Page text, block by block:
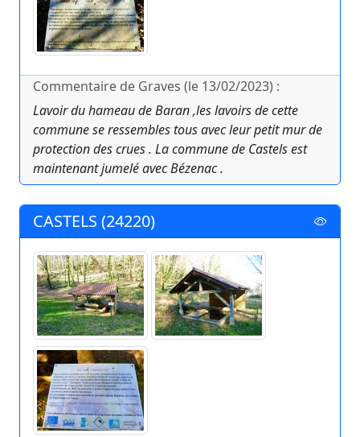
Commentaire de Graves (le 13/02/2023) :
Lavoir du hameau de Baran ,les lavoirs de cette
commune se ressembles tous avec leur petit mur de
protection des crues . La commune de Castels est
maintenant jumelé avec Bézenac .
CASTELS (24220)